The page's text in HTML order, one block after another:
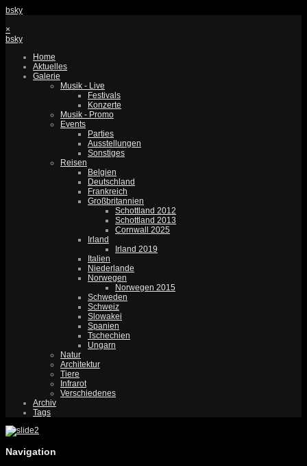
bsky
×
bsky
Home
Aktuelles
Galerie
Musik - Live
Festivals
Konzerte
Musik - Promo
Events
Parties
Ausstellungen
Sonstiges
Reisen
Belgien
Deutschland
Frankreich
Großbritannien
Schottland 2012
Schottland 2013
Cornwall 2025
Irland
Irland 2019
Italien
Niederlande
Norwegen
Norwegen 2015
Schweden
Schweiz
Slowakei
Spanien
Tschechien
Ungarn
Natur
Architektur
Tiere
Infrarot
Verschiedenes
Archiv
Tags
Navigation